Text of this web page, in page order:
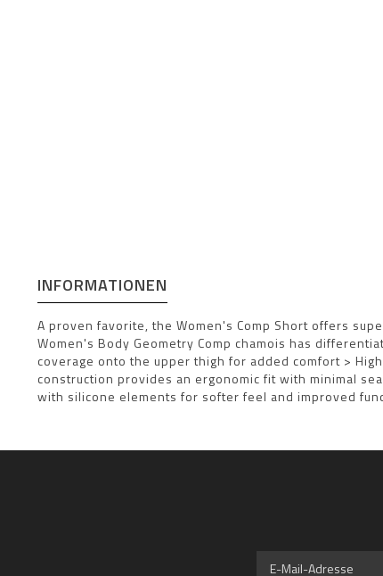
INFORMATIONEN
A proven favorite, the Women's Comp Short offers
Women's Body Geometry Comp chamois has
coverage onto the upper thigh for added comfort >
construction provides an ergonomic fit with minimal
with silicone elements for softer feel and improved